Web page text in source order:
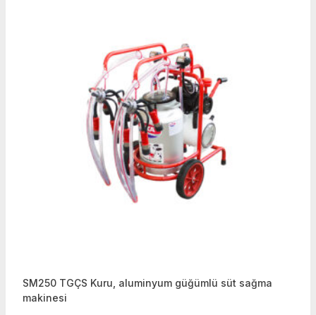
SM250 TGÇS Kuru, aluminyum güğümlü süt sağma
makinesi